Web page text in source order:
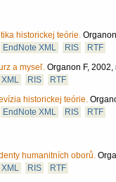
historickej teórie.
EndNote XML RIS
RTF
a myseľ. Organon F, 2002,
XML RIS
RTF
historickej teórie.
EndNote XML RIS RTF
humanitních oborů.
XML RIS
RTF